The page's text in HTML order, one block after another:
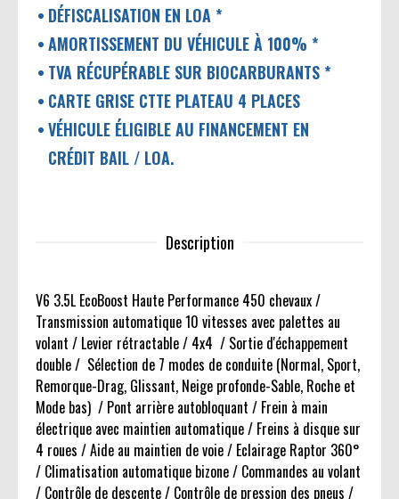
DÉFISCALISATION EN LOA *
AMORTISSEMENT DU VÉHICULE À 100% *
TVA RÉCUPÉRABLE SUR BIOCARBURANTS *
CARTE GRISE CTTE PLATEAU 4 PLACES
VÉHICULE ÉLIGIBLE AU FINANCEMENT EN
CRÉDIT BAIL / LOA.
Description
V6 3.5L EcoBoost Haute Performance 450 chevaux /
Transmission automatique 10 vitesses avec palettes au
volant / Levier rétractable / 4x4 / Sortie d'échappement
double / Sélection de 7 modes de conduite (Normal, Sport,
Remorque-Drag, Glissant, Neige profonde-Sable, Roche et
Mode bas) / Pont arrière autobloquant / Frein à main
électrique avec maintien automatique / Freins à disque sur
4 roues / Aide au maintien de voie / Eclairage Raptor 360°
/ Climatisation automatique bizone / Commandes au volant
/ Contrôle de descente / Contrôle de pression des pneus /